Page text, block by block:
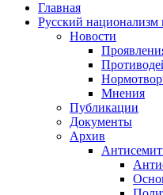
Главная
Русский национализм
Новости
Мнения
Публикации
Документы
Архив